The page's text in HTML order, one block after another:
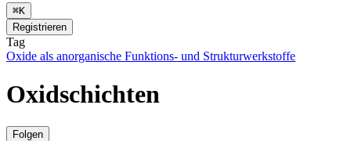
⌘K
Registrieren
Tag
Oxide als anorganische Funktions- und Strukturwerkstoffe
Oxidschichten
Folgen